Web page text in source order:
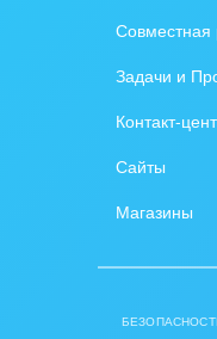
Совместная
Задачи и
Контакт-
Сайты
Магазины